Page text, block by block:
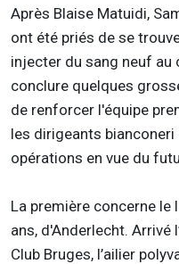
Après Blaise Matuidi,
ont été priés de se
injecter du sang neuf au
conclure quelques
de renforcer l'équipe
les dirigeants
opérations en vue du
La première concerne le
ans, d'Anderlecht. Arrivé
Club Bruges, l’ailier